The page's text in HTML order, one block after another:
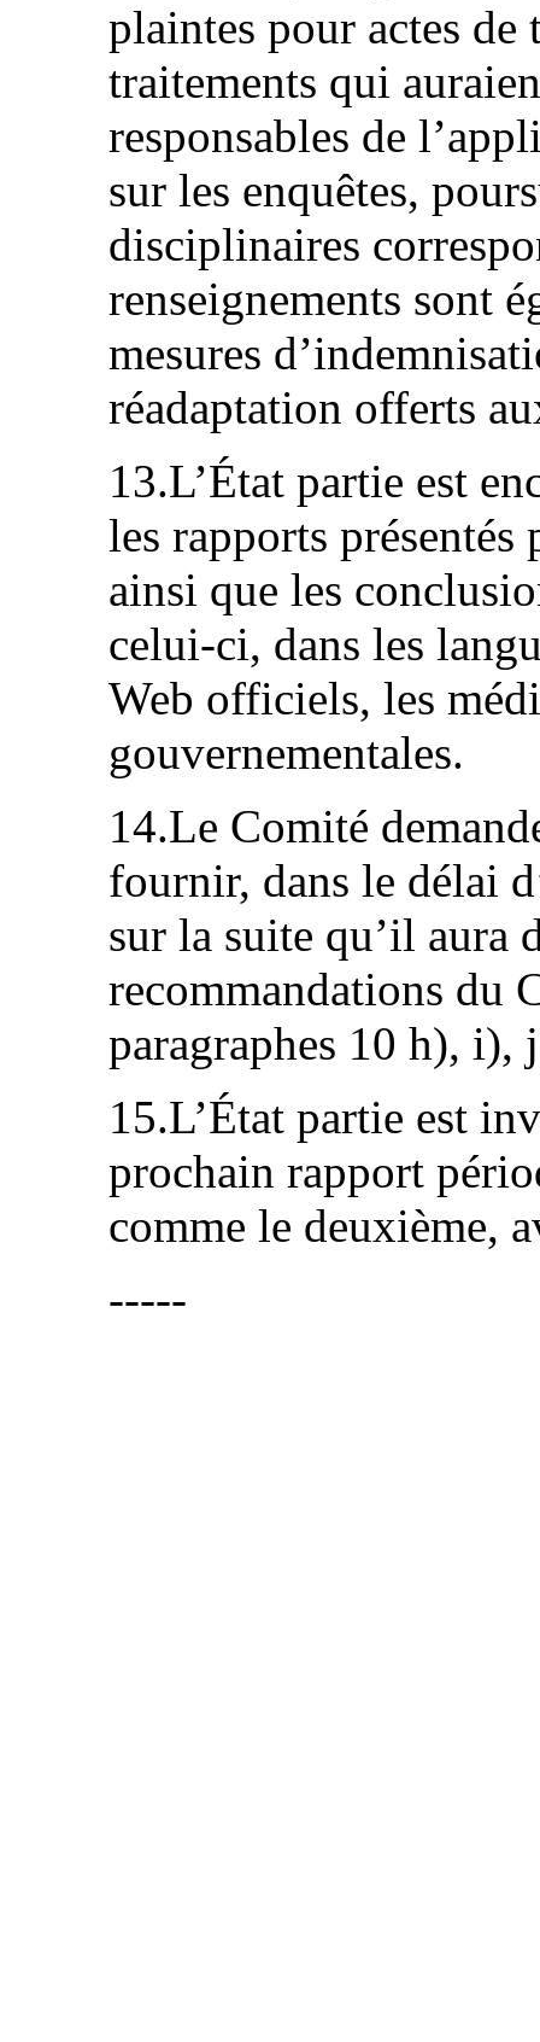
plaintes pour actes de
traitements qui
responsables de
sur les enquêtes,
disciplinaires
renseignements sont
mesures
réadaptation offerts
13.L’État partie est
les rapports présentés
ainsi que les
celui‑ci, dans les
Web officiels, les
gouvernementales.
14.Le Comité
fournir, dans le délai
sur la suite qu’il aura
recommandations du
paragraphes 10 h), i),
15.L’État partie est
prochain rapport
comme le deuxième,
-----